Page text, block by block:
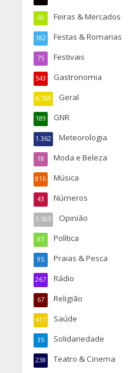
Feiras & Mercados
69
Festas & Romarias
182
Festivais
75
Gastronomia
543
Geral
6.769
GNR
189
Meteorologia
1.362
Moda e Beleza
18
Música
816
Números
43
Opinião
1.505
Política
87
Praias & Pesca
95
Rádio
267
Religião
67
Saúde
417
Solidariedade
35
Teatro & Cinema
238